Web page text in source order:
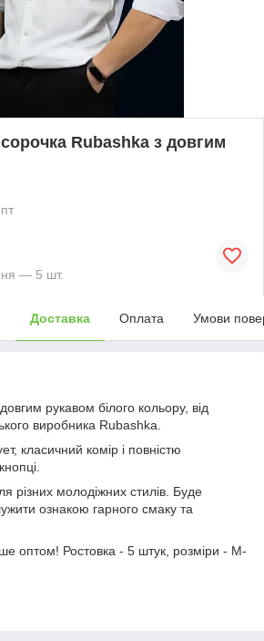
Rubashka з довгим
— 5 шт.
Доставка Оплата Умови
рукавом білого кольору, від
виробника Rubashka.
класичний комір і повністю
різних молодіжних стилів. Буде
ознакою гарного смаку та
оптом! Ростовка - 5 штук, розміри - M-